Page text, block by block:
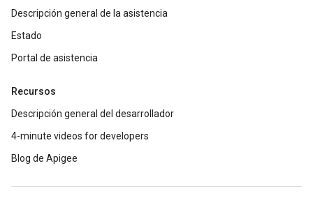
Descripción general de la asistencia
Estado
Portal de asistencia
Recursos
Descripción general del desarrollador
4-minute videos for developers
Blog de Apigee